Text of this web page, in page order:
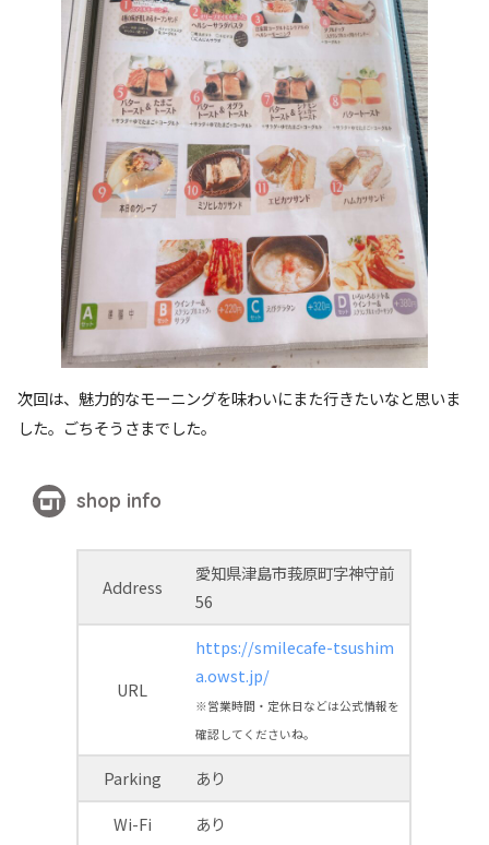
次回は、魅力的なモーニングを味わいにまた行きたいなと思いま
した。ごちそうさまでした。
shop info
Address
愛知県津島市莪原町字神守前
56
URL
https://smilecafe-tsushim
a.owst.jp/
※営業時間・定休日などは公式情報を
確認してくださいね。
Parking
あり
Wi-Fi
あり